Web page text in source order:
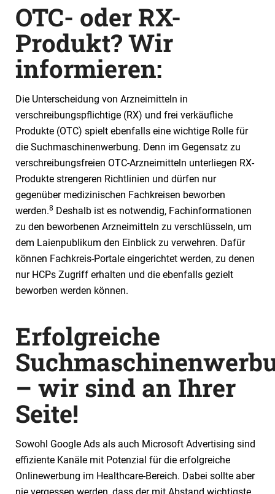
OTC- oder RX-
Produkt? Wir
informieren:
Die Unterscheidung von Arzneimitteln in
verschreibungspflichtige (RX) und frei verkäufliche
Produkte (OTC) spielt ebenfalls eine wichtige Rolle für
die Suchmaschinenwerbung. Denn im Gegensatz zu
verschreibungsfreien OTC-Arzneimitteln unterliegen RX-
Produkte strengeren Richtlinien und dürfen nur
gegenüber medizinischen Fachkreisen beworben
werden.8 Deshalb ist es notwendig, Fachinformationen
zu den beworbenen Arzneimitteln zu verschlüsseln, um
dem Laienpublikum den Einblick zu verwehren. Dafür
können Fachkreis-Portale eingerichtet werden, zu denen
nur HCPs Zugriff erhalten und die ebenfalls gezielt
beworben werden können.
Erfolgreiche
– wir sind an Ihrer
Seite!
Sowohl Google Ads als auch Microsoft Advertising sind
effiziente Kanäle mit Potenzial für die erfolgreiche
Onlinewerbung im Healthcare-Bereich. Dabei sollte aber